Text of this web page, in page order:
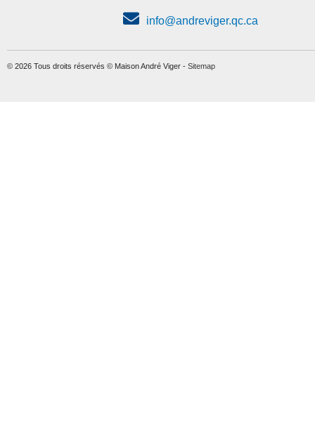
info@andreviger.qc.ca
© 2026 Tous droits réservés © Maison André Viger - Sitemap